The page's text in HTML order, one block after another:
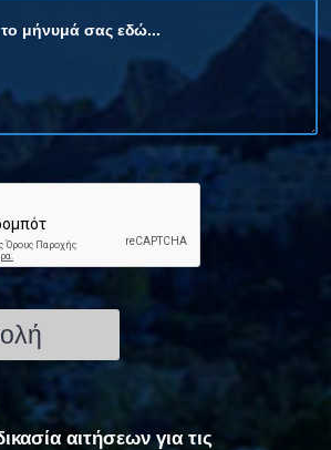
αιτήσεων για τις